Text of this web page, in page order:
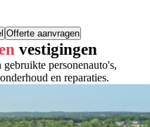
Offerte aanvragen
vestigingen
personenauto's,
en reparaties.